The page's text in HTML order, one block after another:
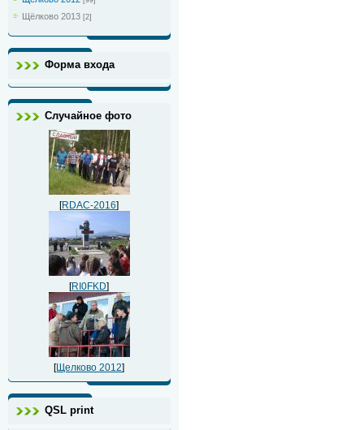
Щёлково 2013 [2]
Форма входа
Случайное фото
[RDAC-2016]
[RI0FKD]
[Щелково 2012]
QSL print